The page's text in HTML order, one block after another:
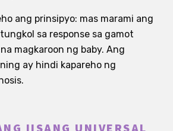
ang prinsipyo: mas marami ang
sa response sa gamot
magkaroon ng baby. Ang
ay hindi kapareho ng